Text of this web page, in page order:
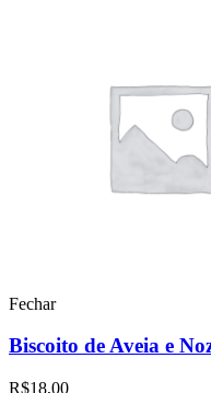
Fechar
Biscoito de Aveia e
R$18,00